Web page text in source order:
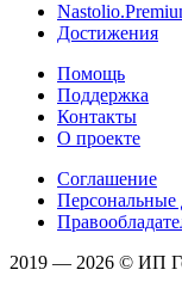
Достижения
Помощь
Поддержка
Контакты
О проекте
Соглашение
Персональные
2019 — 2026 © ИП